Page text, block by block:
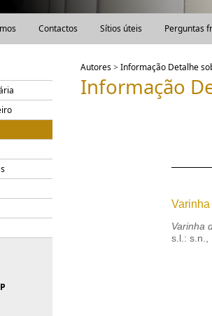
Contactos Sítios úteis Perguntas
Autores>Informação Detalhe
Informação
Varinha
s.l.: s.n.,